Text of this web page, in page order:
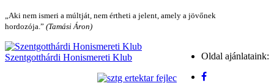
„Aki nem ismeri a múltját, nem értheti a jelent, amely a jövőnek
hordozója.” (Tamási Áron)
Oldal ajánlataink:
Szentgotthárdi Honismereti Klub